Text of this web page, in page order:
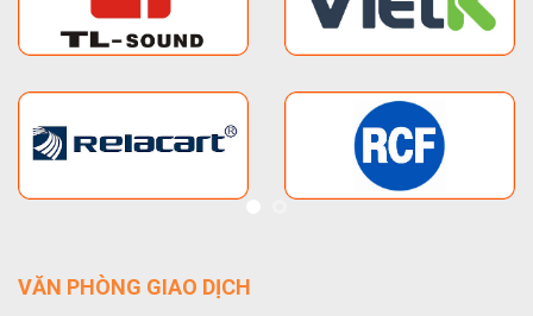
VĂN PHÒNG GIAO DỊCH